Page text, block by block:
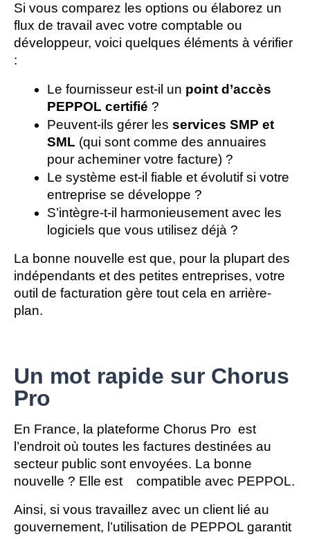
Si vous comparez les options ou élaborez un
flux de travail avec votre comptable ou
développeur, voici quelques éléments à vérifier
:
Le fournisseur est-il un point d’accès
PEPPOL certifié ?
Peuvent-ils gérer les services SMP et
SML (qui sont comme des annuaires
pour acheminer votre facture) ?
Le système est-il fiable et évolutif si votre
entreprise se développe ?
S’intègre-t-il harmonieusement avec les
logiciels que vous utilisez déjà ?
La bonne nouvelle est que, pour la plupart des
indépendants et des petites entreprises, votre
outil de facturation gère tout cela en arrière-
plan.
Un mot rapide sur Chorus
Pro
En France, la plateforme Chorus Pro
  est
l’endroit où toutes les factures destinées au
secteur public sont envoyées. La bonne
nouvelle ? Elle est compatible avec PEPPOL.
Ainsi, si vous travaillez avec un client lié au
gouvernement, l’utilisation de PEPPOL garantit